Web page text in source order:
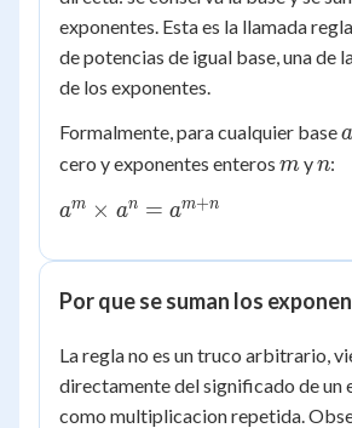
exponentes. Esta es la llamada
de potencias de igual base, una de
de los exponentes.
Formalmente, para cualquier basea
a
cero y exponentes enteros m
m yn
n:
a^m
a^n =
a^{m+n}
am × an = am+n
Por que se suman los
La regla no es un truco arbitrario,
directamente del significado de un
como multiplicacion repetida.